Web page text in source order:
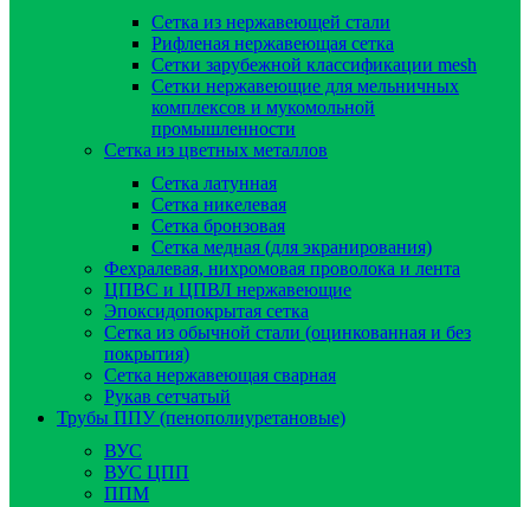
Сетка из нержавеющей стали
Рифленая нержавеющая сетка
Сетки зарубежной классификации mesh
Сетки нержавеющие для мельничных
комплексов и мукомольной
промышленности
Сетка из цветных металлов
Сетка латунная
Сетка никелевая
Сетка бронзовая
Сетка медная (для экранирования)
Фехралевая, нихромовая проволока и лента
ЦПВС и ЦПВЛ нержавеющие
Эпоксидопокрытая сетка
Сетка из обычной стали (оцинкованная и без
покрытия)
Сетка нержавеющая сварная
Рукав сетчатый
Трубы ППУ (пенополиуретановые)
ВУС
ВУС ЦПП
ППМ